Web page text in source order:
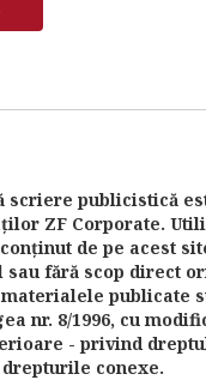
scriere publicistică
ZF Corporate.
de pe acest
sau fără scop direct
publicate
nr. 8/1996, cu
- privind
drepturile conexe.